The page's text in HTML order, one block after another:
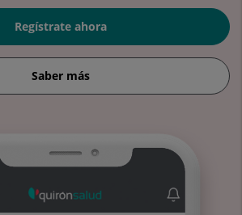
Regístrate ahora
Saber más